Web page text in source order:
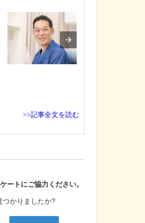
ートにご協力ください。
つかりましたか?
>>記事全文を読む